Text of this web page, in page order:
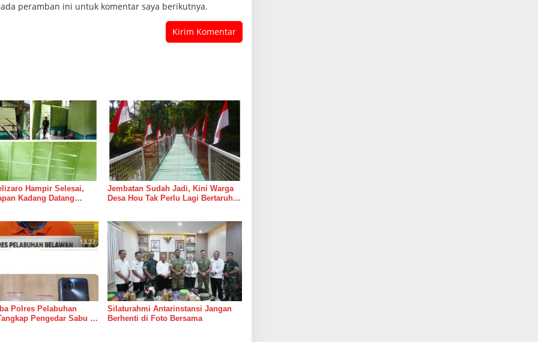
peramban ini untuk komentar saya berikutnya.
Hampir Selesai,
Kadang Datang
Jembatan Sudah Jadi, Kini Warga
Desa Hou Tak Perlu Lagi Bertaruh
Polres Pelabuhan
Pengedar Sabu di
Silaturahmi Antarinstansi Jangan
Berhenti di Foto Bersama